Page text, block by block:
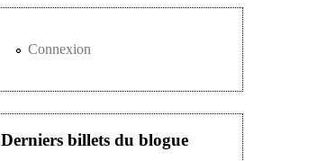
Connexion
Derniers billets du blogue